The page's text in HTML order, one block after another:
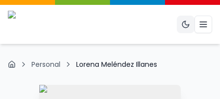
Inicio Personal Lorena Meléndez Illanes